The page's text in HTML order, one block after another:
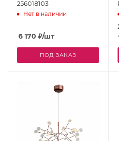
256018103
Нет в наличии
6 170 ₽/шт
ПОД ЗАКАЗ